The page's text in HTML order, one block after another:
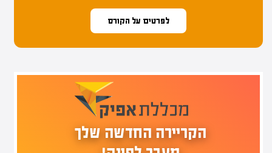
לפרטים על הקורס
הקריירה החדשה שלך